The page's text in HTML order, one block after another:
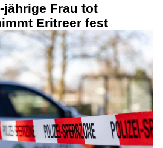
jährige Frau tot
Eritreer fest